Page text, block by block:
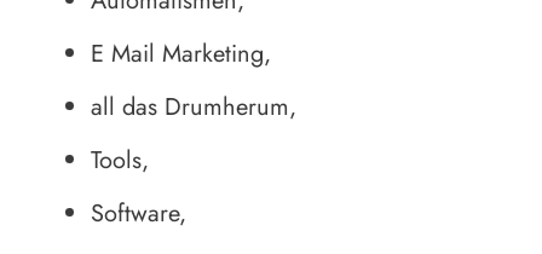
E Mail Marketing,
all das Drumherum,
Tools,
Software,